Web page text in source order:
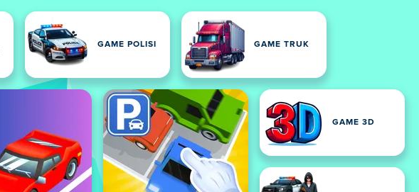
GAME POLISI GAME TRUK
GAME 3D